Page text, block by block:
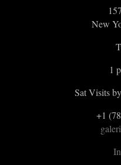
New
1
Sat Visits
+1